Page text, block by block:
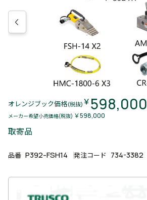
オレンジブック価格(税抜) ￥598,000
メーカー希望小売価格(税抜) ￥598,000
取寄品
品番 P392-FSH14 発注コード 734-3382